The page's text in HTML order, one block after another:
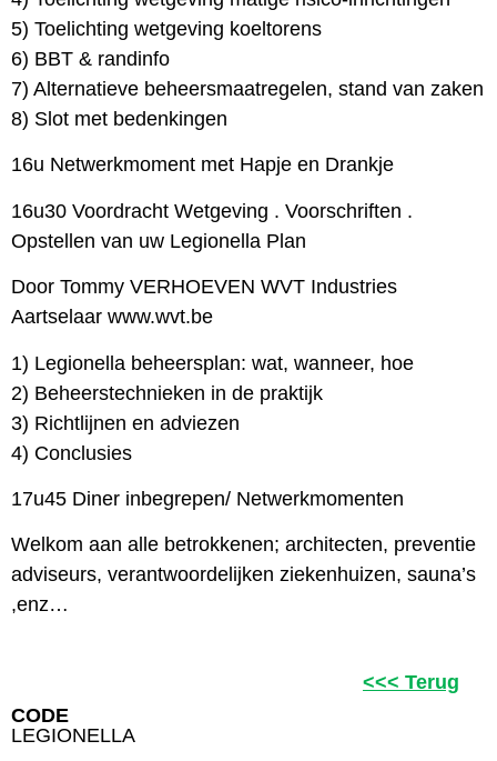
5) Toelichting wetgeving koeltorens
6) BBT & randinfo
7) Alternatieve beheersmaatregelen, stand van zaken
8) Slot met bedenkingen
16u Netwerkmoment met Hapje en Drankje
16u30 Voordracht Wetgeving . Voorschriften .
Opstellen van uw Legionella Plan
Door Tommy VERHOEVEN WVT Industries
Aartselaar www.wvt.be
1) Legionella beheersplan: wat, wanneer, hoe
2) Beheerstechnieken in de praktijk
3) Richtlijnen en adviezen
4) Conclusies
17u45 Diner inbegrepen/ Netwerkmomenten
Welkom aan alle betrokkenen; architecten, preventie
adviseurs, verantwoordelijken ziekenhuizen, sauna’s
,enz…
<<< Terug
CODE
LEGIONELLA